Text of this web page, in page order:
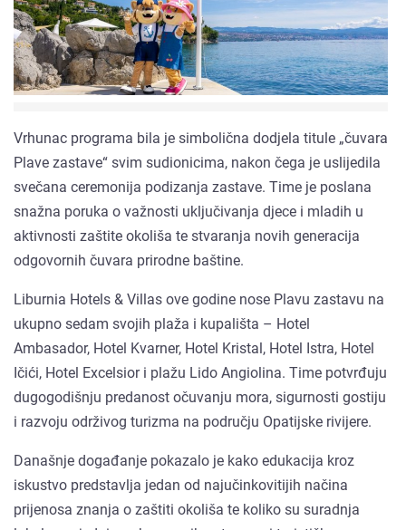
Vrhunac programa bila je simbolična dodjela titule „čuvara
Plave zastave“ svim sudionicima, nakon čega je uslijedila
svečana ceremonija podizanja zastave. Time je poslana
snažna poruka o važnosti uključivanja djece i mladih u
aktivnosti zaštite okoliša te stvaranja novih generacija
odgovornih čuvara prirodne baštine.
Liburnia Hotels & Villas ove godine nose Plavu zastavu na
ukupno sedam svojih plaža i kupališta – Hotel
Ambasador, Hotel Kvarner, Hotel Kristal, Hotel Istra, Hotel
Ičići, Hotel Excelsior i plažu Lido Angiolina. Time potvrđuju
dugogodišnju predanost očuvanju mora, sigurnosti gostiju
i razvoju održivog turizma na području Opatijske rivijere.
Današnje događanje pokazalo je kako edukacija kroz
iskustvo predstavlja jedan od najučinkovitijih načina
prijenosa znanja o zaštiti okoliša te koliko su suradnja